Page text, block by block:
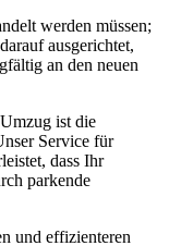
werden müssen;
darauf ausgerichtet,
an den neuen
ist die
Service für
dass Ihr
parkende
und effizienteren